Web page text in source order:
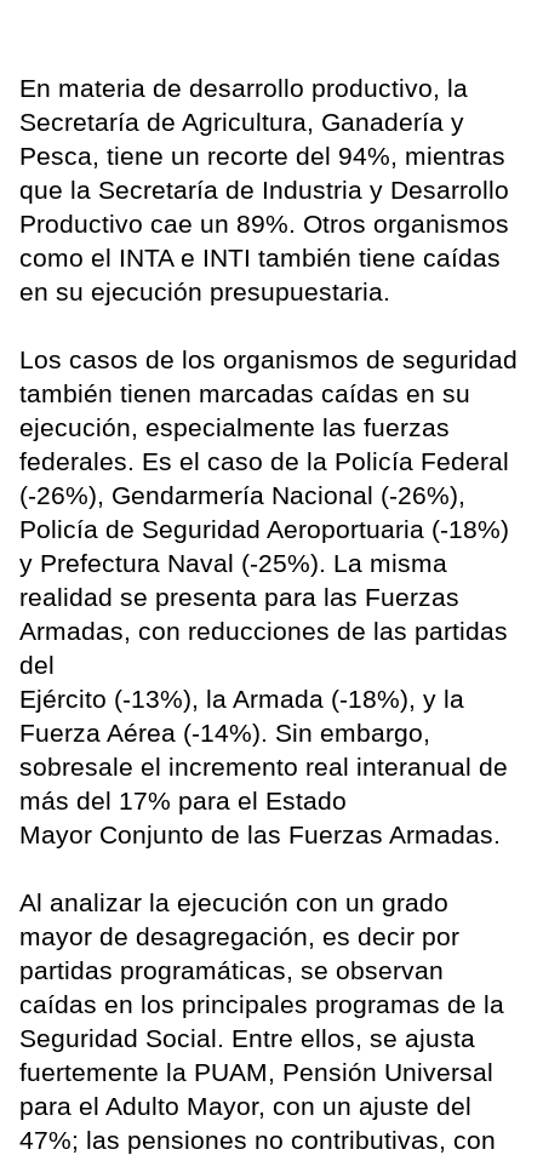
En materia de desarrollo productivo, la
Secretaría de Agricultura, Ganadería y
Pesca, tiene un recorte del 94%, mientras
que la Secretaría de Industria y Desarrollo
Productivo cae un 89%. Otros organismos
como el INTA e INTI también tiene caídas
en su ejecución presupuestaria.
Los casos de los organismos de seguridad
también tienen marcadas caídas en su
ejecución, especialmente las fuerzas
federales. Es el caso de la Policía Federal
(-26%), Gendarmería Nacional (-26%),
Policía de Seguridad Aeroportuaria (-18%)
y Prefectura Naval (-25%). La misma
realidad se presenta para las Fuerzas
Armadas, con reducciones de las partidas
del
Ejército (-13%), la Armada (-18%), y la
Fuerza Aérea (-14%). Sin embargo,
sobresale el incremento real interanual de
más del 17% para el Estado
Mayor Conjunto de las Fuerzas Armadas.
Al analizar la ejecución con un grado
mayor de desagregación, es decir por
partidas programáticas, se observan
caídas en los principales programas de la
Seguridad Social. Entre ellos, se ajusta
fuertemente la PUAM, Pensión Universal
para el Adulto Mayor, con un ajuste del
47%; las pensiones no contributivas, con